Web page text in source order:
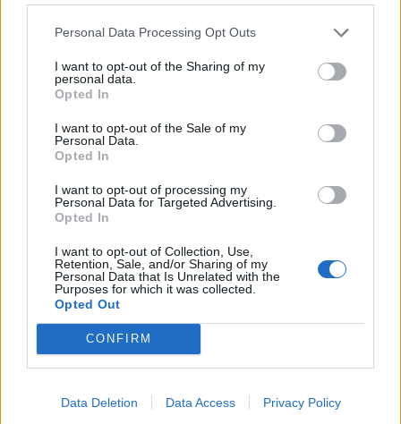
Personal Data Processing Opt Outs
I want to opt-out of the Sharing of my
personal data.
Opted In
I want to opt-out of the Sale of my
Personal Data.
Opted In
I want to opt-out of processing my
Personal Data for Targeted Advertising.
Opted In
I want to opt-out of Collection, Use,
Retention, Sale, and/or Sharing of my
Personal Data that Is Unrelated with the
Purposes for which it was collected.
Opted Out
CONFIRM
Data Deletion Data Access Privacy Policy